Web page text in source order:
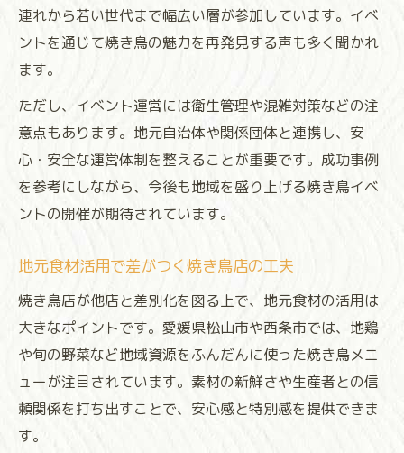
連れから若い世代まで幅広い層が参加しています。イベ
ントを通じて焼き鳥の魅力を再発見する声も多く聞かれ
ます。
ただし、イベント運営には衛生管理や混雑対策などの注
意点もあります。地元自治体や関係団体と連携し、安
心・安全な運営体制を整えることが重要です。成功事例
を参考にしながら、今後も地域を盛り上げる焼き鳥イベ
ントの開催が期待されています。
地元食材活用で差がつく焼き鳥店の工夫
焼き鳥店が他店と差別化を図る上で、地元食材の活用は
大きなポイントです。愛媛県松山市や西条市では、地鶏
や旬の野菜など地域資源をふんだんに使った焼き鳥メニ
ューが注目されています。素材の新鮮さや生産者との信
頼関係を打ち出すことで、安心感と特別感を提供できま
す。